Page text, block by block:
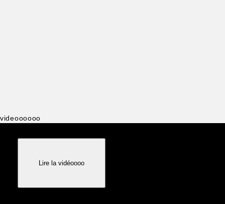
videoooooo
Lire la vidéoooo